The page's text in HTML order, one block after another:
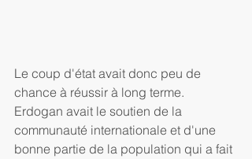
Le coup d'état avait donc peu de
chance à réussir à long terme.
Erdogan avait le soutien de la
communauté internationale et d'une
bonne partie de la population qui a fait